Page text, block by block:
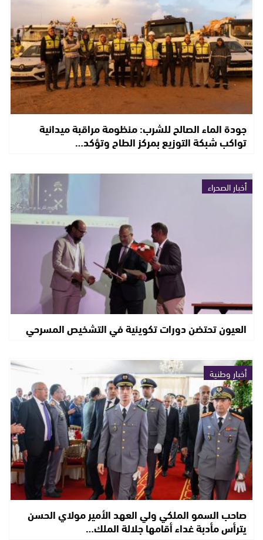
جودة الماء الصالح للشرب: منظومة مراقبة ميدانية
تواكب شبكة التوزيع بمركز الطاح وتؤكد…
أخبار الصحراء
العيون تحتضن دورات تكوينية في التشخيص المسرحي
أخبار وطنية
صاحب السمو الملكي ولي العهد الأمير مولاي الحسن
يترأس مأدبة غداء أقامها جلالة الملك…